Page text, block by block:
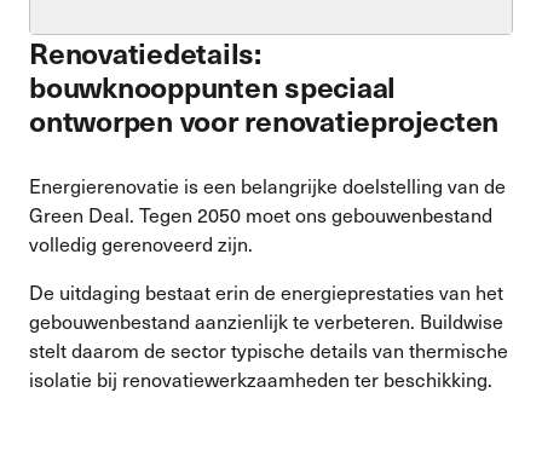
Renovatiedetails:
bouwknooppunten speciaal
ontworpen voor renovatieprojecten
Energierenovatie is een belangrijke doelstelling van de
Green Deal. Tegen 2050 moet ons gebouwenbestand
volledig gerenoveerd zijn.
De uitdaging bestaat erin de energieprestaties van het
gebouwenbestand aanzienlijk te verbeteren. Buildwise
stelt daarom de sector typische details van thermische
isolatie bij renovatiewerkzaamheden ter beschikking.